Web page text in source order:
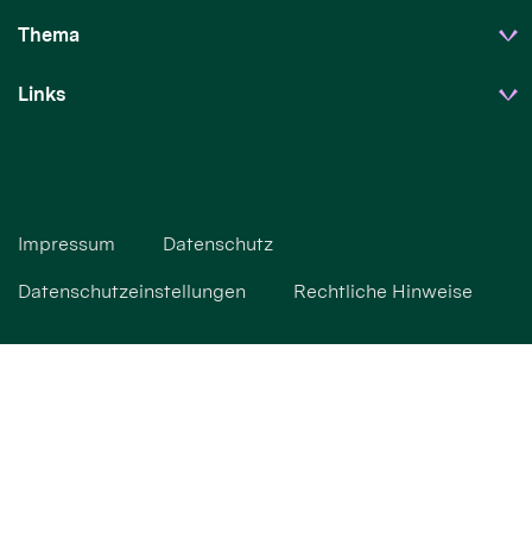
Thema
Links
Impressum Datenschutz
Datenschutzeinstellungen Rechtliche Hinweise